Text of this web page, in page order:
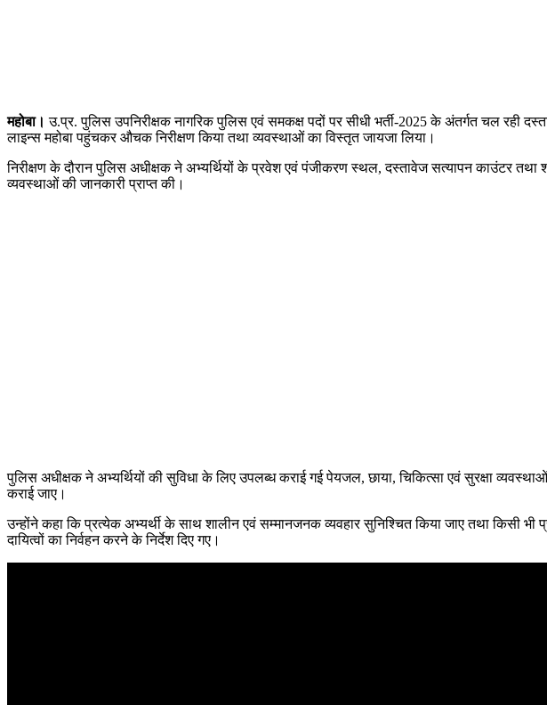
महोबा। उ.प्र. पुलिस उपनिरीक्षक नागरिक पुलिस एवं समकक्ष पदों पर सीधी भर्ती-2025 के अंतर्गत चल रही
लाइन्स महोबा पहुंचकर औचक निरीक्षण किया तथा व्यवस्थाओं का विस्तृत जायजा लिया।
निरीक्षण के दौरान पुलिस अधीक्षक ने अभ्यर्थियों के प्रवेश एवं पंजीकरण स्थल, दस्तावेज सत्यापन काउंटर तथा
व्यवस्थाओं की जानकारी प्राप्त की।
पुलिस अधीक्षक ने अभ्यर्थियों की सुविधा के लिए उपलब्ध कराई गई पेयजल, छाया, चिकित्सा एवं सुरक्षा व्यवस्थाओं
कराई जाए।
उन्होंने कहा कि प्रत्येक अभ्यर्थी के साथ शालीन एवं सम्मानजनक व्यवहार सुनिश्चित किया जाए तथा किसी भी
दायित्वों का निर्वहन करने के निर्देश दिए गए।